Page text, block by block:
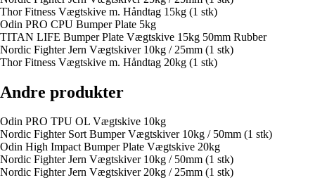
Thor Fitness Vægtskive m. Håndtag 15kg (1 stk)
Odin PRO CPU Bumper Plate 5kg
TITAN LIFE Bumper Plate Vægtskive 15kg 50mm Rubber
Nordic Fighter Jern Vægtskiver 10kg / 25mm (1 stk)
Thor Fitness Vægtskive m. Håndtag 20kg (1 stk)
Andre produkter
Odin PRO TPU OL Vægtskive 10kg
Nordic Fighter Sort Bumper Vægtskiver 10kg / 50mm (1 stk)
Odin High Impact Bumper Plate Vægtskive 20kg
Nordic Fighter Jern Vægtskiver 10kg / 50mm (1 stk)
Nordic Fighter Jern Vægtskiver 20kg / 25mm (1 stk)